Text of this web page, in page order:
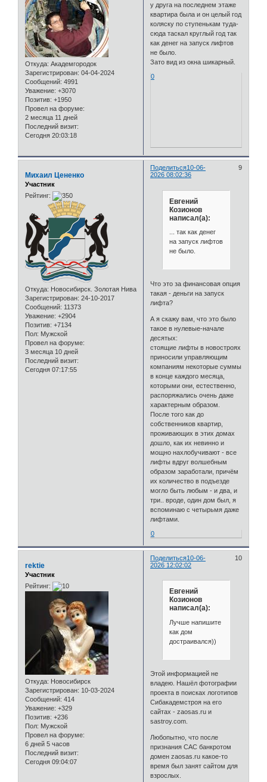
Откуда: Академгородок
Зарегистрирован: 04-04-2024
Сообщений: 4991
Уважение: +3070
Позитив: +1950
Провел на форуме:
2 месяца 11 дней
Последний визит:
Сегодня 20:03:18
у друга на последнем этаже
квартира была и он целый год
коляску по ступенькам туда-
сюда таскал круглый год так
как денег на запуск лифтов
не было.
Зато вид из окна шикарный.
0
Поделиться 9
10-06-
2026 08:02:36
Михаил Цененко
Участник
Рейтинг:
Откуда: Новосибирск. Золотая Нива
Зарегистрирован: 24-10-2017
Сообщений: 11373
Уважение: +2904
Позитив: +7134
Пол: Мужской
Провел на форуме:
3 месяца 10 дней
Последний визит:
Сегодня 07:17:55
Евгений
Козионов
написал(а):
... так как денег
на запуск лифтов
не было.
Что это за финансовая опция
такая - деньги на запуск
лифта?
А я скажу вам, что это было
такое в нулевые-начале
десятых:
стоящие лифты в новостроях
приносили управляющим
компаниям некоторые суммы
в конце каждого месяца,
которыми они, естественно,
распоряжались очень даже
характерным образом.
После того как до
собственников квартир,
проживающих в этих домах
дошло, как их невинно и
мощно нахлобучивают - все
лифты вдруг волшебным
образом заработали, причём
их количество в подъезде
могло быть любым - и два, и
три.. вроде, один дом был, я
вспоминаю с четырьмя даже
лифтами.
0
Поделиться 10
10-06-
2026 12:02:02
rektie
Участник
Рейтинг:
Откуда: Новосибирск
Зарегистрирован: 10-03-2024
Сообщений: 414
Уважение: +329
Позитив: +236
Пол: Мужской
Провел на форуме:
6 дней 5 часов
Последний визит:
Сегодня 09:04:07
Евгений
Козионов
написал(а):
Лучше напишите
как дом
достраивался))
Этой информацией не
владею. Нашёл фотографии
проекта в поисках логотипов
Сибакадемстроя на его
сайтах - zaosas.ru и
sastroy.com.
Любопытно, что после
признания САС банкротом
домен zaosas.ru какое-то
время был занят сайтом для
взрослых.